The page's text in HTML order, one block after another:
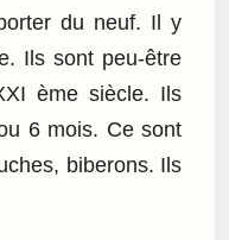
du neuf. Il y
Ils sont peu-être
ème siècle. Ils
6 mois. Ce sont
biberons. Ils